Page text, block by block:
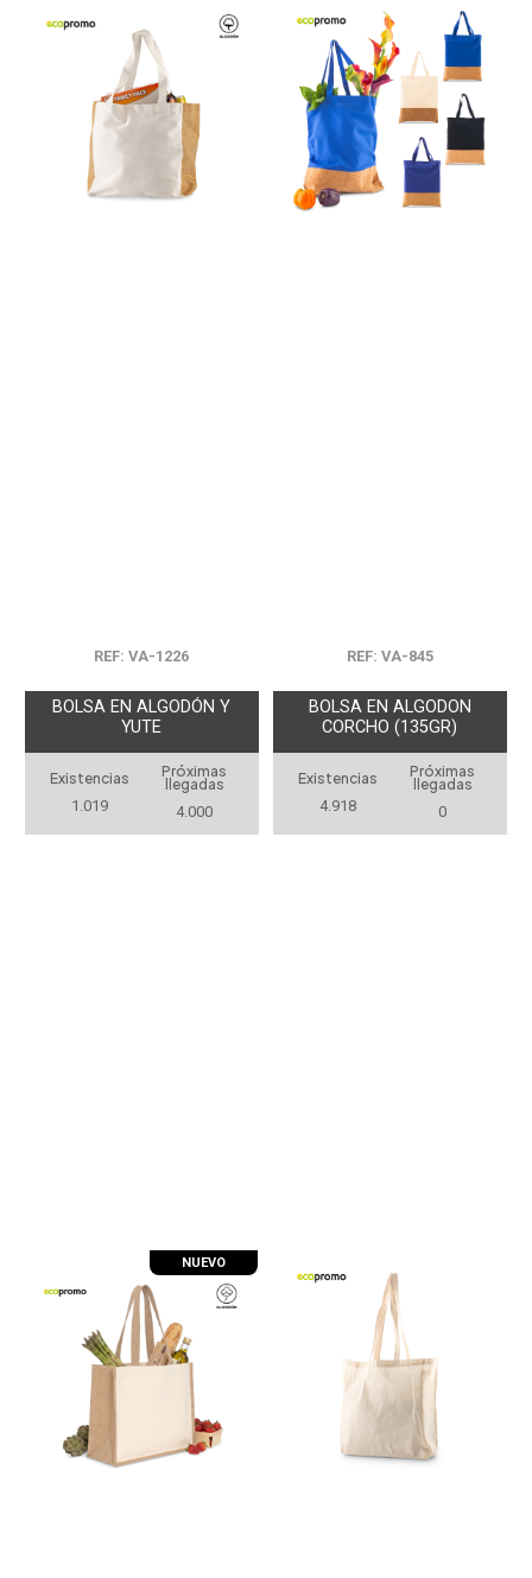
REF: VA-1226
BOLSA EN ALGODÓN Y
YUTE
Existencias
1.019
Próximas
llegadas
4.000
REF: VA-845
BOLSA EN ALGODON
CORCHO (135GR)
Existencias
4.918
Próximas
llegadas
0
NUEVO